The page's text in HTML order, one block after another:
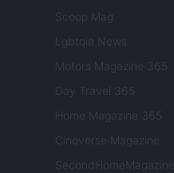
Scoop Mag
Lgbtqia News
Motors Magazine 365
Day Travel 365
Home Magazine 365
Cineverse Magazine
SecondHomeMagazine